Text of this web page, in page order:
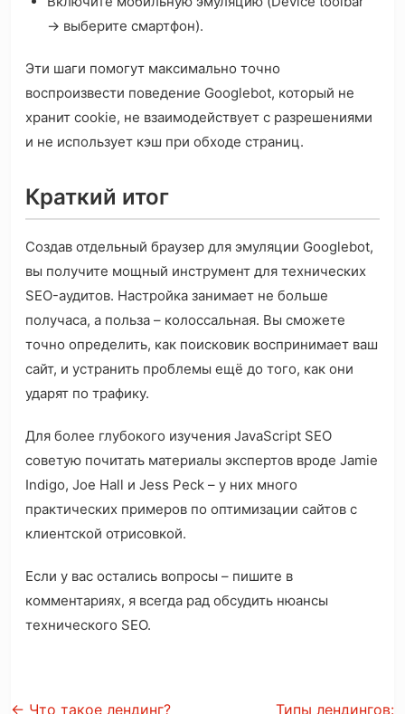
→ выберите смартфон).
Эти шаги помогут максимально точно
воспроизвести поведение Googlebot, который не
хранит cookie, не взаимодействует с разрешениями
и не использует кэш при обходе страниц.
Краткий итог
Создав отдельный браузер для эмуляции Googlebot,
вы получите мощный инструмент для технических
SEO-аудитов. Настройка занимает не больше
получаса, а польза – колоссальная. Вы сможете
точно определить, как поисковик воспринимает ваш
сайт, и устранить проблемы ещё до того, как они
ударят по трафику.
Для более глубокого изучения JavaScript SEO
советую почитать материалы экспертов вроде Jamie
Indigo, Joe Hall и Jess Peck – у них много
практических примеров по оптимизации сайтов с
клиентской отрисовкой.
Если у вас остались вопросы – пишите в
комментариях, я всегда рад обсудить нюансы
технического SEO.
← Что такое лендинг? Типы лендингов: